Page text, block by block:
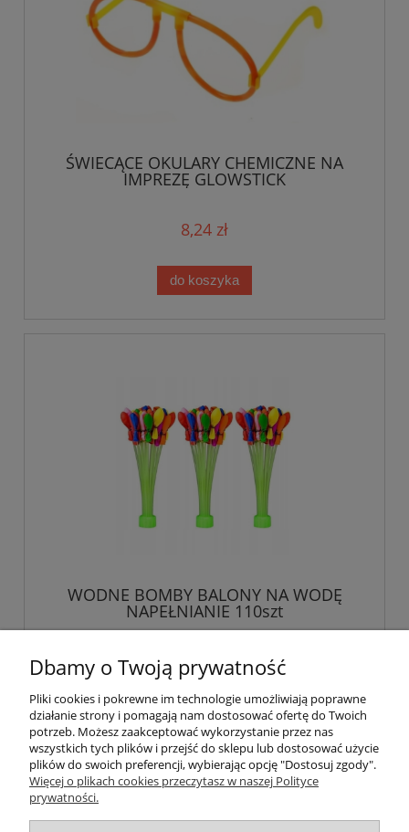
ŚWIECĄCE OKULARY CHEMICZNE NA
IMPREZĘ GLOWSTICK
8,24 zł
do koszyka
WODNE BOMBY BALONY NA WODĘ
NAPEŁNIANIE 110szt
14,99 zł
powiadom o dostępności
Pomoc
Dbamy o Twoją prywatność
Pliki cookies i pokrewne im technologie umożliwiają poprawne
działanie strony i pomagają nam dostosować ofertę do Twoich
potrzeb. Możesz zaakceptować wykorzystanie przez nas
wszystkich tych plików i przejść do sklepu lub dostosować użycie
plików do swoich preferencji, wybierając opcję "Dostosuj zgody".
Więcej o plikach cookies przeczytasz w naszej Polityce
prywatności.